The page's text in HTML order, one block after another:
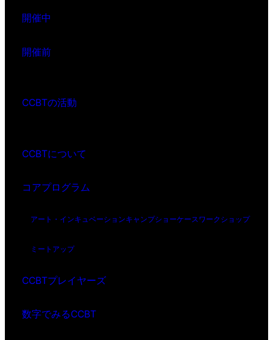
開催中
開催前
CCBTの活動
CCBTについて
コアプログラム
アート・インキュベーションキャンプショーケースワークショップ
ミートアップ
CCBTプレイヤーズ
数字でみるCCBT